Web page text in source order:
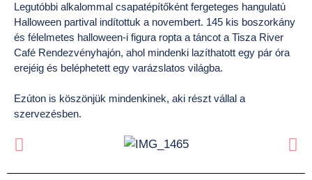
Legutóbbi alkalommal csapatépítőként fergeteges hangulatú
Halloween partival indítottuk a novembert. 145 kis boszorkány
és félelmetes halloween-i figura ropta a táncot a Tisza River
Café Rendezvényhajón, ahol mindenki lazíthatott egy pár óra
erejéig és beléphetett egy varázslatos világba.
Ezúton is köszönjük mindenkinek, aki részt vállal a
szervezésben.